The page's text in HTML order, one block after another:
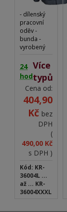
- dílenský
pracovní
oděv -
bunda -
vyrobený
pevné, ale
pohodlné
tkaniny -
praktické
rozložení
kapes -
CE-/EN
testované -
polyester,35%
bavlna
32\2*10
290g\m2
24
hod
Více
typů
Cena od:
404,90
Kč bez
DPH
(
490,00 Kč
s DPH )
Kód: KR-
36004L ...
až ... KR-
36004XXXL